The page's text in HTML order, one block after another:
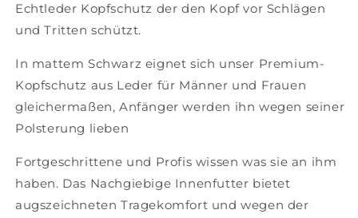
Echtleder Kopfschutz der den Kopf vor Schlägen
und Tritten schützt.
In mattem Schwarz eignet sich unser Premium-
Kopfschutz aus Leder für Männer und Frauen
gleichermaßen, Anfänger werden ihn wegen seiner
Polsterung lieben
Fortgeschrittene und Profis wissen was sie an ihm
haben. Das Nachgiebige Innenfutter bietet
augszeichneten Tragekomfort und wegen der